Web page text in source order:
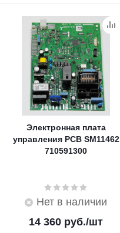
Электронная плата
управления PCB SM11462
710591300
Нет в наличии
14 360 руб./шт